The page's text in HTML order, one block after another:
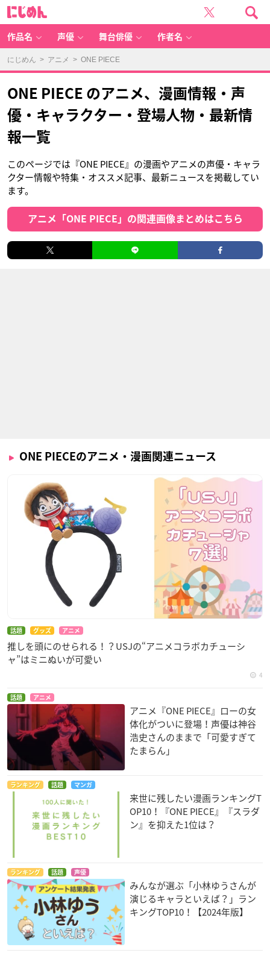
作品名 声優 舞台俳優 作者名
にじめん > アニメ > ONE PIECE
ONE PIECE のアニメ、漫画情報・声
優・キャラクター・登場人物・最新情
報一覧
このページでは『ONE PIECE』の漫画やアニメの声優・キャラ
クター情報や特集・オススメ記事、最新ニュースを掲載してい
ます。
アニメ「ONE PIECE」の関連画像まとめはこちら
ONE PIECEのアニメ・漫画関連ニュース
話題 グッズ アニメ
推しを頭にのせられる！？USJの“アニメコラボカチューシ
ャ”はミニぬいが可愛い
4
話題 アニメ
アニメ『ONE PIECE』ローの女
体化がついに登場！声優は神谷
浩史さんのままで「可愛すぎて
たまらん」
ランキング 話題 マンガ
来世に残したい漫画ランキングT
OP10！『ONE PIECE』『スラダ
ン』を抑えた1位は？
ランキング 話題 声優
みんなが選ぶ「小林ゆうさんが
演じるキャラといえば？」ラン
キングTOP10！【2024年版】